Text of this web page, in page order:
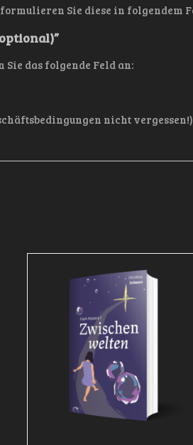
Sie diese in folgendem
das folgende Feld an:
nicht vergessen!)